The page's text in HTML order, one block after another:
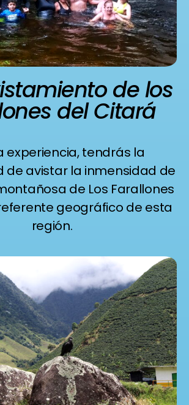
de los
del Citará
experiencia, tendrás la
de avistar la inmensidad de
de Los Farallones
geográfico de esta
región.